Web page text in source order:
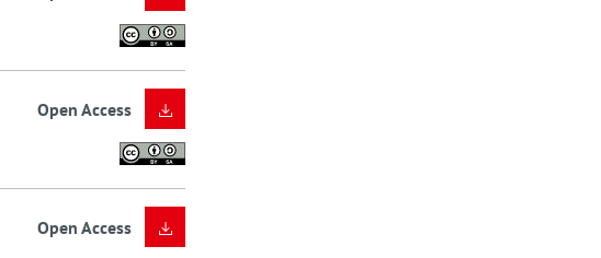
Open Access
Open Access